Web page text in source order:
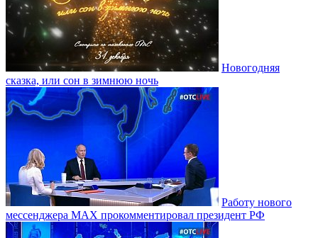
Новогодняя
сказка, или сон в зимнюю ночь
Работу нового
мессенджера MAX прокомментировал президент РФ